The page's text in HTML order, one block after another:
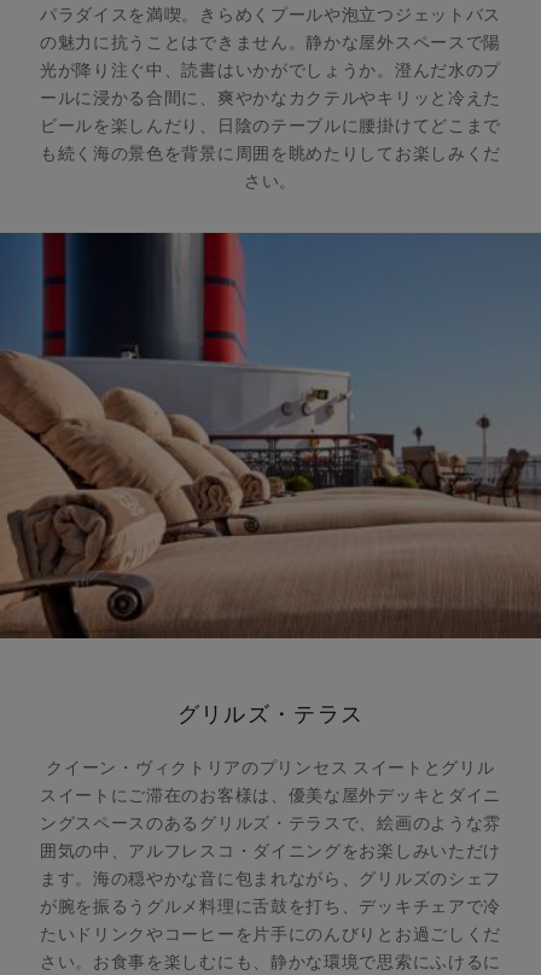
パラダイスを満喫。きらめくプールや泡立つジェットバス
の魅力に抗うことはできません。静かな屋外スペースで陽
光が降り注ぐ中、読書はいかがでしょうか。澄んだ水のプ
ールに浸かる合間に、爽やかなカクテルやキリッと冷えた
ビールを楽しんだり、日陰のテーブルに腰掛けてどこまで
も続く海の景色を背景に周囲を眺めたりしてお楽しみくだ
さい。
グリルズ・テラス
クイーン・ヴィクトリアのプリンセス スイートとグリル
スイートにご滞在のお客様は、優美な屋外デッキとダイニ
ングスペースのあるグリルズ・テラスで、絵画のような雰
囲気の中、アルフレスコ・ダイニングをお楽しみいただけ
ます。海の穏やかな音に包まれながら、グリルズのシェフ
が腕を振るうグルメ料理に舌鼓を打ち、デッキチェアで冷
たいドリンクやコーヒーを片手にのんびりとお過ごしくだ
さい。お食事を楽しむにも、静かな環境で思索にふけるに